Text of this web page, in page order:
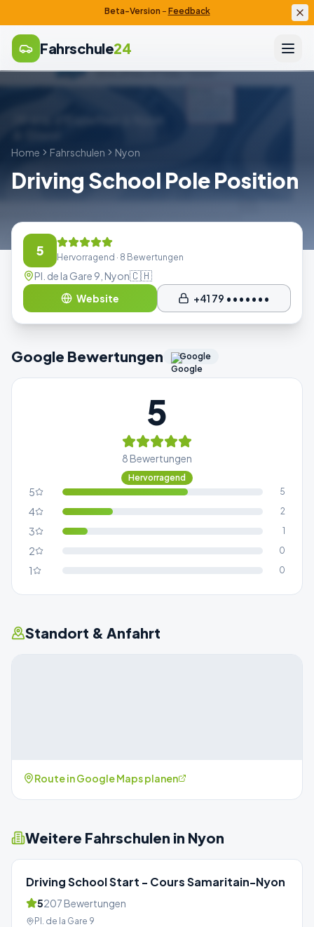
Beta-Version – Feedback
Fahrschule24
Home Fahrschulen Nyon
Driving School Pole Position
5 Hervorragend · 8 Bewertungen
Pl. de la Gare 9, Nyon🇨🇭
Website +41 79 •••••••
Google Bewertungen Google
5
8 Bewertungen
Hervorragend
5 5
4 2
3 1
2 0
1 0
Standort & Anfahrt
Route in Google Maps planen
Weitere Fahrschulen in Nyon
Driving School Start - Cours Samaritain-Nyon
5207 Bewertungen
Pl. de la Gare 9